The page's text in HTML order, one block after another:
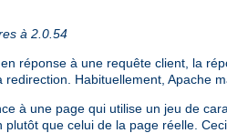
à 2.0.54
réponse à une requête client, la
Habituellement, Apache
à une page qui utilise un jeu de
que celui de la page réelle.